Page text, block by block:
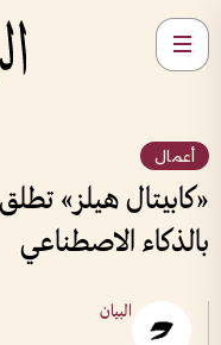
أعمال
«كابيتال هيلز»
بالذكاء الاصطناعي
البيان